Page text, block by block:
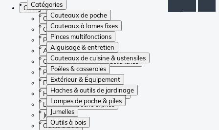
Catégories
Couteaux de poche
Couteaux à lames fixes
Pinces multifonctions
Aiguisage & entretien
Couteaux de cuisine & ustensiles
Poêles & casseroles
Extérieur & Équipement
Haches & outils de jardinage
Lampes de poche & piles
Jumelles
Outils à bois
Catégories
Couteaux de poche
Couteaux à lames fixes
Pinces multifonctions
Aiguisage & entretien
Couteaux de cuisine & ustensiles
Poêles & casseroles
Extérieur & Équipement
Haches & outils de jardinage
Lampes de poche & piles
Jumelles
Outils à bois